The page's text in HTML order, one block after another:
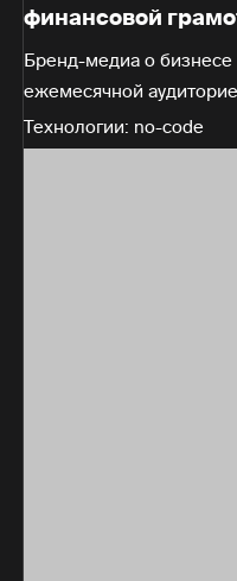
финансовой
Бренд-медиа о бизнесе
ежемесячной
Технологии: no-code